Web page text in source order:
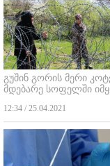
გუშინ გორის მერი
მდებარე სოფელში
12:34 / 25.04.2021